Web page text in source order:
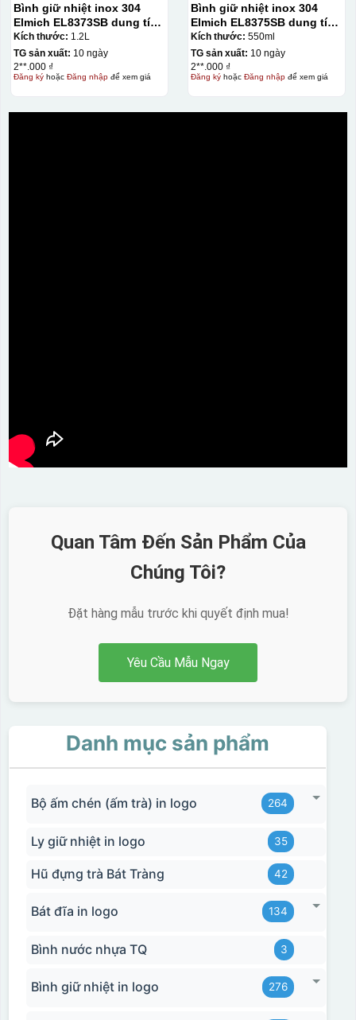
Bình giữ nhiệt inox 304
Elmich EL8373SB dung tích
1.2L
Kích thước: 1.2L
TG sản xuất: 10 ngày
2**.000 ₫
Đăng kýhoặc Đăng nhậpđể xem giá
Bình giữ nhiệt inox 304
Elmich EL8375SB dung tích
550ml
Kích thước: 550ml
TG sản xuất: 10 ngày
2**.000 ₫
Đăng kýhoặc Đăng nhậpđể xem giá
Quan Tâm Đến Sản Phẩm Của
Chúng Tôi?
Đặt hàng mẫu trước khi quyết định mua!
Yêu Cầu Mẫu Ngay
Danh mục sản phẩm
Bộ ấm chén (ấm trà) in logo 264
Ly giữ nhiệt in logo 35
Hũ đựng trà Bát Tràng 42
Bát đĩa in logo 134
Bình nước nhựa TQ 3
Bình giữ nhiệt in logo 276